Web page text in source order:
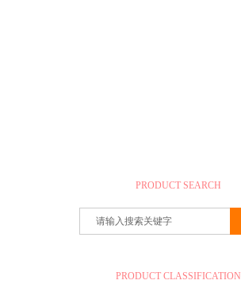
PRODUCT SEARCH
PRODUCT CLASSIFICATION